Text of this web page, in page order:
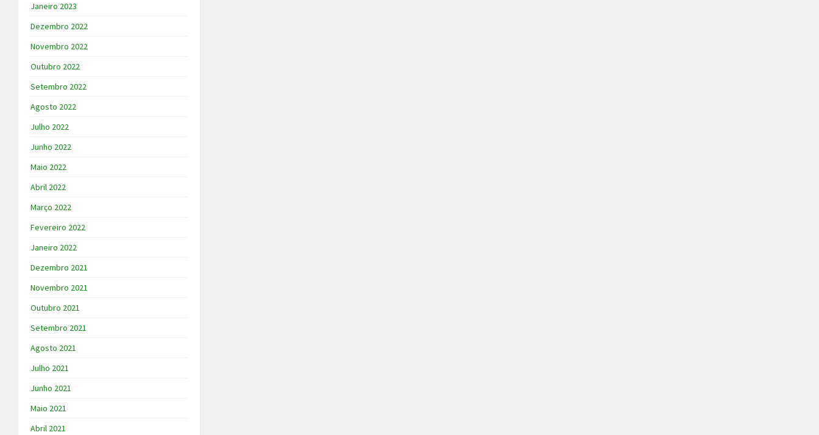
Janeiro 2023
Dezembro 2022
Novembro 2022
Outubro 2022
Setembro 2022
Agosto 2022
Julho 2022
Junho 2022
Maio 2022
Abril 2022
Março 2022
Fevereiro 2022
Janeiro 2022
Dezembro 2021
Novembro 2021
Outubro 2021
Setembro 2021
Agosto 2021
Julho 2021
Junho 2021
Maio 2021
Abril 2021